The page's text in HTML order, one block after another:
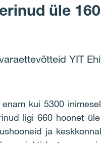
üle
YIT
kui 5300
ligi 660 hoonet
ja